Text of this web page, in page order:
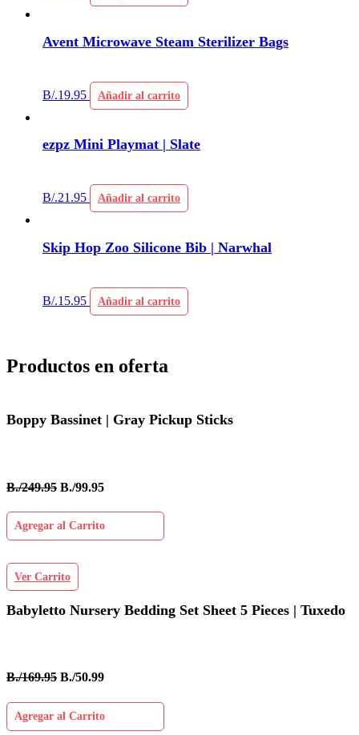
Avent Microwave Steam Sterilizer Bags
B/.19.95 Añadir al carrito
ezpz Mini Playmat | Slate
B/.21.95 Añadir al carrito
Skip Hop Zoo Silicone Bib | Narwhal
B/.15.95 Añadir al carrito
Productos en oferta
Boppy Bassinet | Gray Pickup Sticks
B./249.95 B./99.95
Agregar al Carrito
Ver Carrito
Babyletto Nursery Bedding Set Sheet 5 Pieces | Tuxedo
B./169.95 B./50.99
Agregar al Carrito